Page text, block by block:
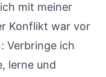
mit meiner
Konflikt war vor
Verbringe ich
lerne und